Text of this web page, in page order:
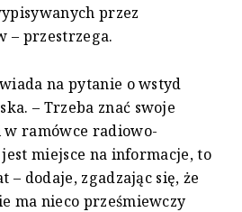
przez
– przestrzega.
na pytanie o wstyd
– Trzeba znać swoje
w ramówce radiowo-
miejsce na informacje, to
– dodaje, zgadzając się, że
ma nieco prześmiewczy